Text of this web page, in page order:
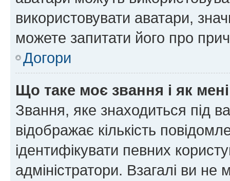
використовувати аватари,
можете запитати його про
Догори
Що таке моє звання і як
Звання, яке знаходиться під
відображає кількість
ідентифікувати певних
адміністратори. Взагалі ви